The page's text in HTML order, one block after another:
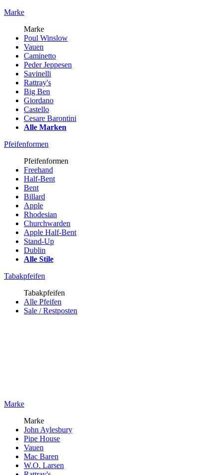
Marke
Marke
Poul Winslow
Vauen
Caminetto
Peder Jeppesen
Savinelli
Rattray's
Big Ben
Giordano
Castello
Cesare Barontini
Alle Marken
Pfeifenformen
Pfeifenformen
Freehand
Half-Bent
Bent
Billard
Apple
Rhodesian
Churchwarden
Apple Half-Bent
Stand-Up
Dublin
Alle Stile
Tabakpfeifen
Tabakpfeifen
Alle Pfeifen
Sale / Restposten
Marke
Marke
John Aylesbury
Pipe House
Vauen
Mac Baren
W.O. Larsen